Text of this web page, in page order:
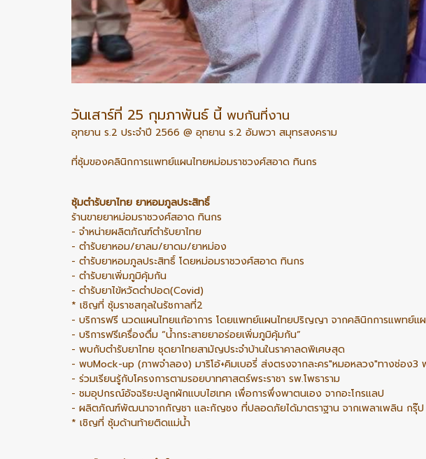
วันเสาร์ที่ 25 กุมภาพันธ์ นี้ พบกันที่งาน
อุทยาน ร.2 ประจำปี 2566 @ อุทยาน ร.2 อัมพวา สมุทรสงคราม
ที่ซุ้มของคลินิกการแพทย์แผนไทยหม่อมราชวงศ์สอาด ทินกร
ซุ้มตำรับยาไทย ยาหอมภูลประสิทธิ์
ร้านขายยาหม่อมราชวงศ์สอาด ทินกร
- จำหน่ายผลิตภัณฑ์ตำรับยาไทย
- ตำรับยาหอม/ยาลม/ยาดม/ยาหม่อง
- ตำรับยาหอมภูลประสิทธิ์ โดยหม่อมราชวงศ์สอาด ทินกร
- ตำรับยาเพิ่มภูมิคุ้มกัน
- ตำรับยาไข้หวัดตำปอด(Covid)
* เชิญที่ ซุ้มราชสกุลในรัชกาลที่2
- บริการฟรี นวดแผนไทยแก้อาการ โดยแพทย์แผนไทยปริญญา จากคลินิกการแพทย์แ
- บริการฟรีเครื่องดื่ม “น้ำกระสายยาอร่อยเพิ่มภูมิคุ้มกัน”
- พบกับตำรับยาไทย ชุดยาไทยสามัญประจำบ้านในราคาลดพิเศษสุด
- พบMock-up (ภาพจำลอง) มาริโอ้+คิมเบอรี่ ส่งตรงจากละคร"หมอหลวง"ทางช่อง3
- ร่วมเรียนรู้กับโครงการตามรอยบาทศาสตร์พระราชา รพ.โพธาราม
- ชมอุปกรณ์อัจฉริยะปลูกผักแบบไฮเทค เพื่อการพึ่งพาตนเอง จากอะโกรแลป
- ผลิตภัณฑ์พัฒนาจากกัญชา และกัญชง ที่ปลอดภัยได้มาตราฐาน จากเพลาเพลิน กรุ๊ป
* เชิญที่ ซุ้มด้านท้ายติดแม่น้ำ